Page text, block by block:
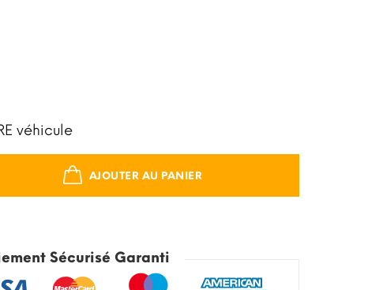
véhicule
AJOUTER AU PANIER
Sécurisé Garanti